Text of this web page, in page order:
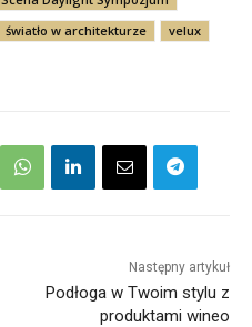
światło w architekturze
velux
Następny artykuł
Podłoga w Twoim stylu z
produktami wineo